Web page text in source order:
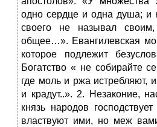
одно сердце и одна душа; и
своего не называл
общее…». Евангилевская
которое подлежит
Богатство « не собирайте
где моль и ржа истребляют,
и крадут..». 2. Незаконие,
князь народов
властвуют ими, но меж